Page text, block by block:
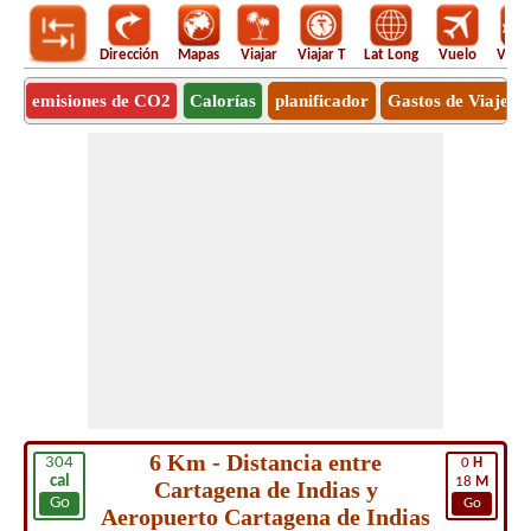
Dirección Mapas Viajar Viajar T Lat Long Vuelo
emisiones de CO2 Calorías planificador Gastos de Viaje
304
cal
Go
0 H
18 M
Go
6 Km - Distancia entre
Cartagena de Indias y
Aeropuerto Cartagena de Indias